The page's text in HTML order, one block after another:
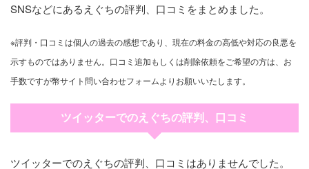
SNSなどにあるえぐちの評判、口コミをまとめました。
※評判・口コミは個人の過去の感想であり、現在の料金の高低や対応の良悪を
示すものではありません。口コミ追加もしくは削除依頼をご希望の方は、お
手数ですが幣サイト問い合わせフォームよりお願いいたします。
ツイッターでのえぐちの評判、口コミ
ツイッターでのえぐちの評判、口コミはありませんでした。